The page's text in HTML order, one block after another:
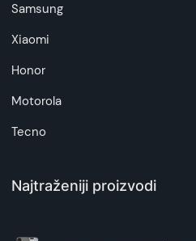
Samsung
Xiaomi
Honor
Motorola
Tecno
Najtraženiji proizvodi